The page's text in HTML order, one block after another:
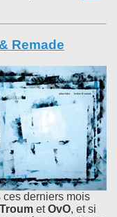
Remade
derniers mois
Troum etOvO, et si